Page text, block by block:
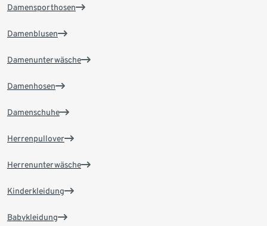
Damensporthosen
Damenblusen
Damenunterwäsche
Damenhosen
Damenschuhe
Herrenpullover
Herrenunterwäsche
Kinderkleidung
Babykleidung